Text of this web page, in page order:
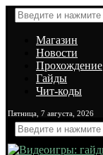
Магазин
Новости
Прохождение
Гайды
Чит-коды
Пятница, 7 августа, 2026